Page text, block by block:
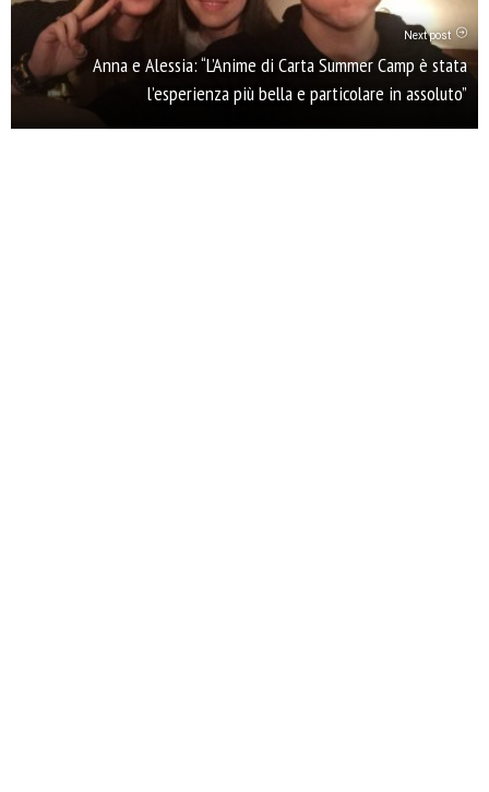
Next post
Anna e Alessia: “L’Anime di Carta Summer Camp è stata
l’esperienza più bella e particolare in assoluto”